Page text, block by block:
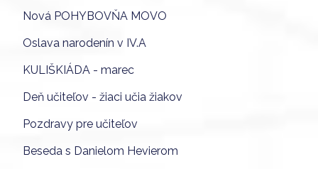
Nová POHYBOVŇA MOVO
Oslava narodenín v IV.A
KULIŠKIÁDA - marec
Deň učiteľov - žiaci učia žiakov
Pozdravy pre učiteľov
Beseda s Danielom Hevierom